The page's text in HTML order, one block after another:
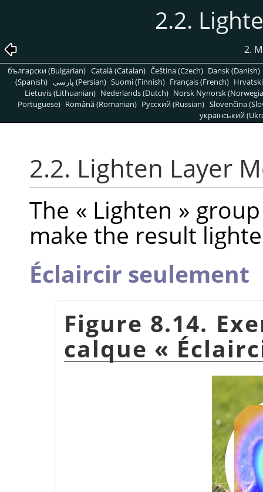
2.2.
2.
български (Bulgarian) Català (Catalan) Čeština (Czech) Dansk (Danish)
(Spanish)
پارسی (Persian) Suomi (Finnish) Français (French)
Lietuvis (Lithuanian) Nederlands (Dutch) Norsk Nynorsk
Portuguese) Română (Romanian) Pусский (Russian) Slovenčina
український
2.2. Lighten Layer
The « Lighten »
make the result
Éclaircir seulement
Figure 8.14.
calque «